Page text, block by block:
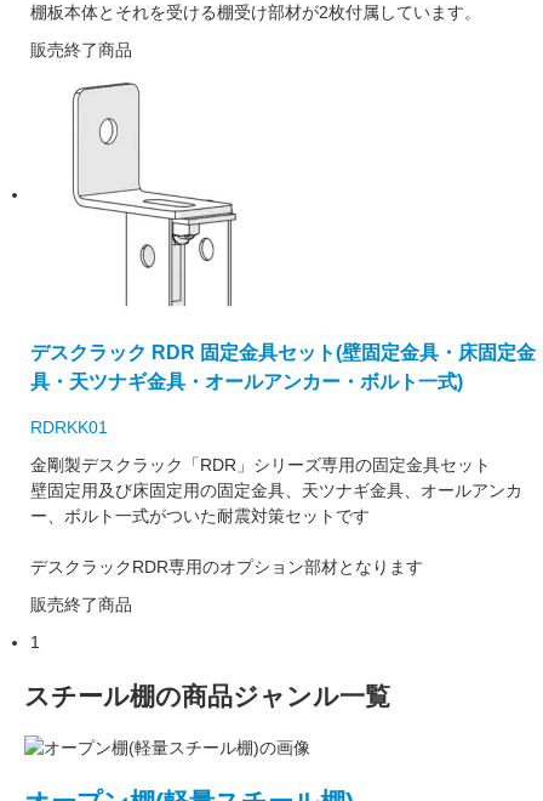
棚板本体とそれを受ける棚受け部材が2枚付属しています。
販売終了商品
デスクラック RDR 固定金具セット(壁固定金具・床固定金
具・天ツナギ金具・オールアンカー・ボルト一式)
RDRKK01
金剛製デスクラック「RDR」シリーズ専用の固定金具セット
壁固定用及び床固定用の固定金具、天ツナギ金具、オールアンカ
ー、ボルト一式がついた耐震対策セットです
デスクラックRDR専用のオプション部材となります
販売終了商品
1
スチール棚の商品ジャンル一覧